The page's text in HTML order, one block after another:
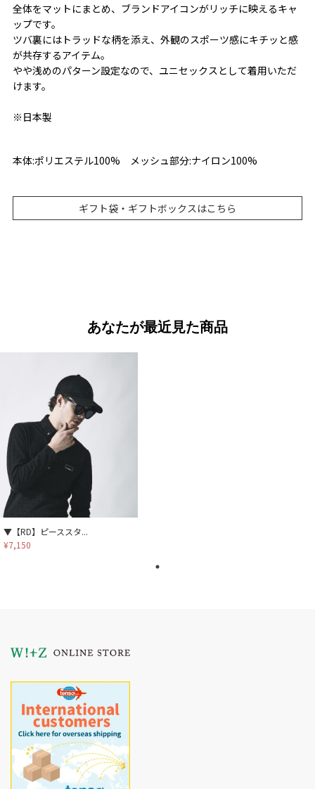
全体をマットにまとめ、ブランドアイコンがリッチに映えるキャ
ップです。
ツバ裏にはトラッドな柄を添え、外観のスポーツ感にキチッと感
が共存するアイテム。
やや浅めのパターン設定なので、ユニセックスとして着用いただ
けます。
※日本製
本体:ポリエステル100% メッシュ部分:ナイロン100%
ギフト袋・ギフトボックスはこちら
あなたが最近見た商品
▼【RD】ピーススタ...
¥7,150